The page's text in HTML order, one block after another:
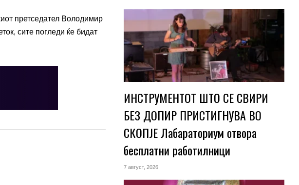
претседател Володимир
сите погледи ќе бидат
ИНСТРУМЕНТОТ ШТО СЕ СВИРИ
БЕЗ ДОПИР ПРИСТИГНУВА ВО
СКОПЈЕ Лабараториум отвора
бесплатни работилници
7 август, 2026